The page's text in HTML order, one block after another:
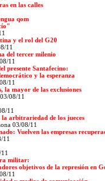
en las calles
qom
y el rol del G20
11
del tercer milenio
11
presente Santafecino:
y la esperanza
11
la mayor de las exclusiones
08/11
11
arbitrariedad de los jueces
03/08/11
Vuelven las empresas
11
militar:
objetivos de la represión en
11